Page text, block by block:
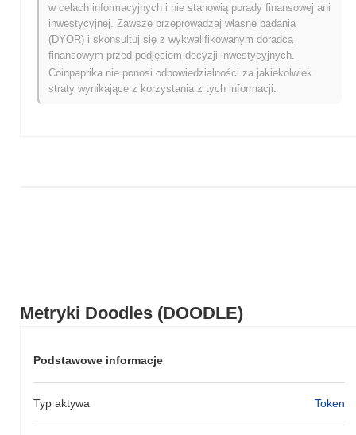
Metryki Doodles (DOODLE)
Podstawowe informacje
Typ aktywa Token
Jak Doodles radzi sobie w porównaniu z szerszym
rynkiem kryptowalut?
W ciągu ostatnich 7 dni Doodles zyskał 0.00%, przewyższając
ogólny rynek kryptowalut który odnotował spadek o0.39%.
Wskazuje to na silną wydajność akcji cenowej DOODLE w
stosunku do szerszego impulsu rynkowego.
w celach informacyjnych i nie stanowią porady finansowej ani
inwestycyjnej. Zawsze przeprowadzaj własne badania
(DYOR) i skonsultuj się z wykwalifikowanym doradcą
finansowym przed podjęciem decyzji inwestycyjnych.
Coinpaprika nie ponosi odpowiedzialności za jakiekolwiek
straty wynikające z korzystania z tych informacji.